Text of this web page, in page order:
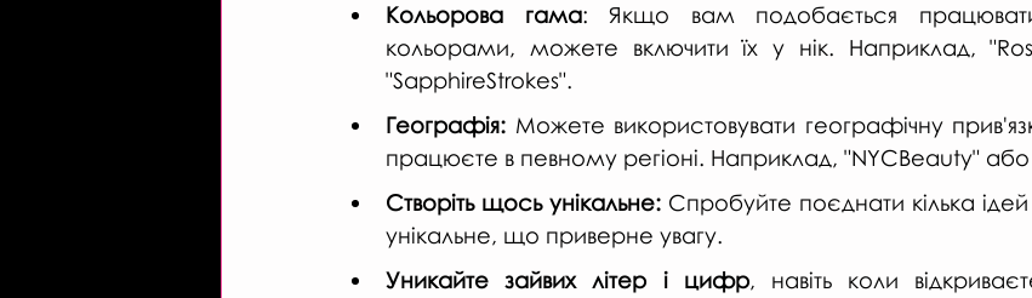
Кольорова гама: Якщо вам подобається
кольорами, можете включити їх у нік. Наприклад,
"SapphireStrokes".
Географія: Можете використовувати географічну
працюєте в певному регіоні. Наприклад, "NYCBeauty"
Створіть щось унікальне: Спробуйте поєднати кілька
унікальне, що приверне увагу.
Уникайте зайвих літер і цифр, навіть коли